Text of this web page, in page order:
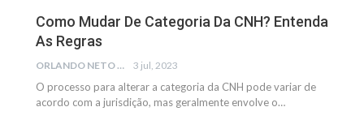
Como Mudar De Categoria Da CNH? Entenda
As Regras
ORLANDO NETO 3 jul, 2023
O processo para alterar a categoria da CNH pode variar de
acordo com a jurisdição, mas geralmente envolve o…